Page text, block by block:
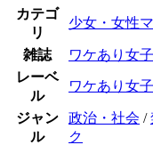
カテゴ
リ
少女・女性
雑誌
ワケあり女
レーベ
ル
ワケあり女
ジャン
ル
政治・社会 /
ク